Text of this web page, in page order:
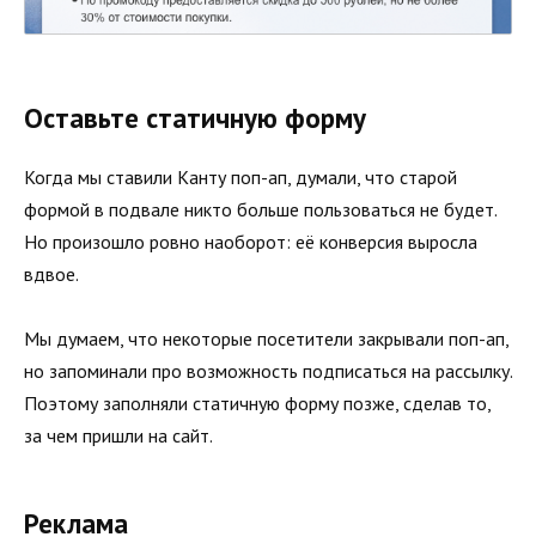
Оставьте статичную форму
Когда мы ставили Канту поп-ап, думали, что старой
формой в подвале никто больше пользоваться не будет.
Но произошло ровно наоборот: её конверсия выросла
вдвое.
Мы думаем, что некоторые посетители закрывали поп-ап,
но запоминали про возможность подписаться на рассылку.
Поэтому заполняли статичную форму позже, сделав то,
за чем пришли на сайт.
Реклама